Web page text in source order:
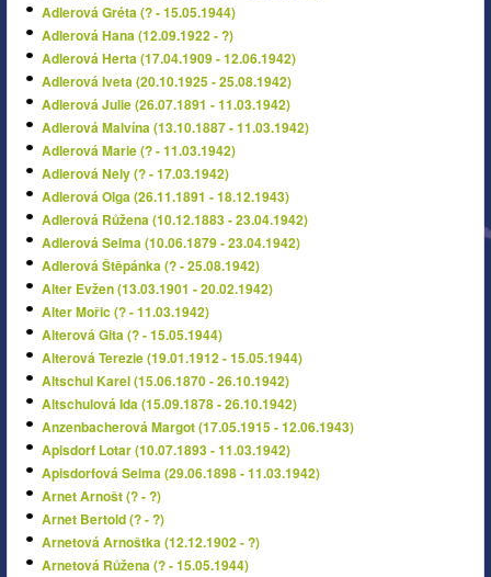
Adlerová Gréta (? - 15.05.1944)
Adlerová Hana (12.09.1922 - ?)
Adlerová Herta (17.04.1909 - 12.06.1942)
Adlerová Iveta (20.10.1925 - 25.08.1942)
Adlerová Julie (26.07.1891 - 11.03.1942)
Adlerová Malvína (13.10.1887 - 11.03.1942)
Adlerová Marie (? - 11.03.1942)
Adlerová Nely (? - 17.03.1942)
Adlerová Olga (26.11.1891 - 18.12.1943)
Adlerová Růžena (10.12.1883 - 23.04.1942)
Adlerová Selma (10.06.1879 - 23.04.1942)
Adlerová Štěpánka (? - 25.08.1942)
Alter Evžen (13.03.1901 - 20.02.1942)
Alter Mořic (? - 11.03.1942)
Alterová Gita (? - 15.05.1944)
Alterová Terezie (19.01.1912 - 15.05.1944)
Altschul Karel (15.06.1870 - 26.10.1942)
Altschulová Ida (15.09.1878 - 26.10.1942)
Anzenbacherová Margot (17.05.1915 - 12.06.1943)
Apisdorf Lotar (10.07.1893 - 11.03.1942)
Apisdorfová Selma (29.06.1898 - 11.03.1942)
Arnet Arnošt (? - ?)
Arnet Bertold (? - ?)
Arnetová Arnoštka (12.12.1902 - ?)
Arnetová Růžena (? - 15.05.1944)